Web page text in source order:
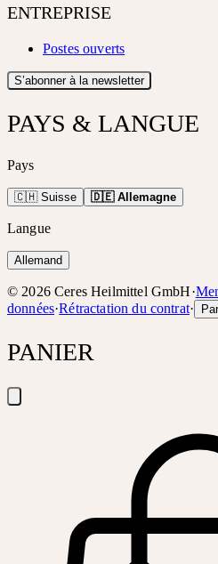
ENTREPRISE
Postes ouverts
S’abonner à la newsletter
PAYS & LANGUE
Pays
🇨🇭 Suisse 🇩🇪 Allemagne
Langue
Allemand
© 2026 Ceres Heilmittel GmbH·
données·Rétractation du contrat·
PANIER